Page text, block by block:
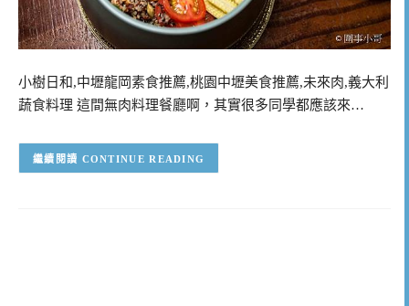
小樹日和,中壢龍岡素食推薦,桃園中壢美食推薦,未來肉,義大利
蔬食料理 這間無肉料理餐廳啊，其實很多同學都應該來…
CONTINUE READING